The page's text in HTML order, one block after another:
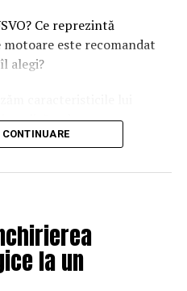
Ce reprezintă
este recomandat
alegi?
explicăm de ce este
performante uleiuri de
de lubrifianți
la nivel internațional
de motor premium
la un